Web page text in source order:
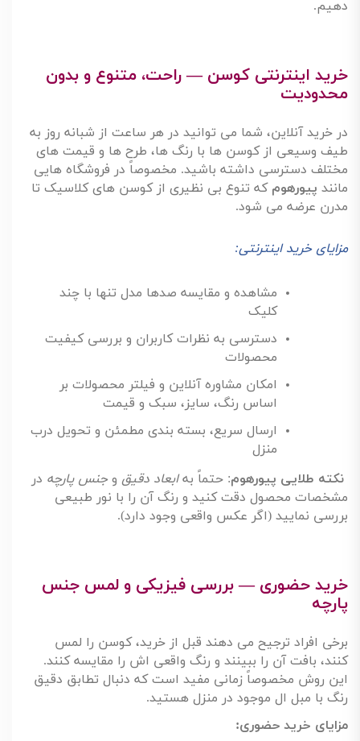
راهنمای خرید کوسن برای مبل ال — اینترنتی یا
انتخاب وخرید کوسنبرای مبل ال اگرچه ساده به نظر می
رسد، اما در واقع تصمیمی است که بر زیبایی و راحتی
مزایا و معایب خرید اینترنتی و حضوری را بررسی می کنیم و
نکاتی کلیدی برای داشتن یک خرید هوشمندانه ارائه می
دهیم
محدودیت
در خرید آنلاین، شما می توانید در هر ساعت از شبانه روز به
طیف وسیعی از کوسن ها با رنگ ها، طرح ها و قیمت های
مختلف دسترسی داشته باشید. مخصوصاً در فروشگاه هایی
پیورهومکه تنوع بی نظیری از کوسن های کلاسیک تا
مدرن عرضه می شود.
مزایای خرید اینترنتی :
مشاهده و مقایسه صدها مدل تنها با چند
دسترسی به نظرات کاربران و بررسی کیفیت
محصولات
ارسال سریع، بسته بندی مطمئن و تحویل درب
نکته طلایی پیورهوم:حتماً به ابعاد دقیقوجنس پارچه
مشخصات محصول دقت کنید و رنگ آن را با نور طبیعی
بررسی نمایید (اگر عکس واقعی وجود دارد).